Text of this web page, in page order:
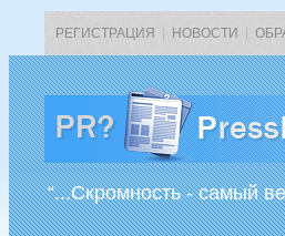
РЕГИСТРАЦИЯ НОВОСТИ
“...Скромность - самый